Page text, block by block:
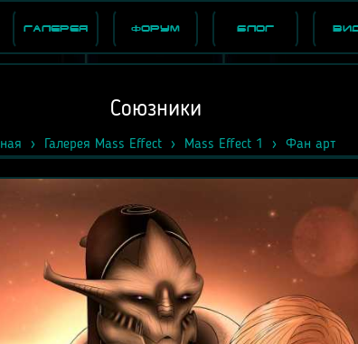
Галерея Форум Блог
Галерея Mass Effect Mass Effect 1 Фан арт
Союзники